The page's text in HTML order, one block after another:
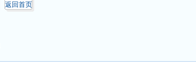
返回首页